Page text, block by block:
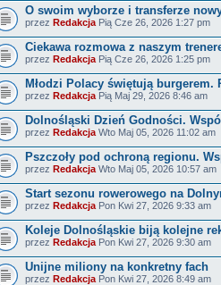
O swoim wyborze i transferze
przez Redakcja Pią Cze 26, 2026 1:27 pm
Ciekawa rozmowa z naszym
przez Redakcja Pią Cze 26, 2026 1:25 pm
Młodzi Polacy świętują burgerem.
przez Redakcja Pią Maj 29, 2026 8:46 am
Dolnośląski Dzień Godności.
przez Redakcja Wto Maj 05, 2026 11:02 am
Pszczoły pod ochroną regionu.
przez Redakcja Wto Maj 05, 2026 10:57 am
Start sezonu rowerowego na
przez Redakcja Pon Kwi 27, 2026 9:33 am
Koleje Dolnośląskie biją kolejne
przez Redakcja Pon Kwi 27, 2026 9:30 am
Unijne miliony na konkretny fach
przez Redakcja Pon Kwi 27, 2026 8:49 am